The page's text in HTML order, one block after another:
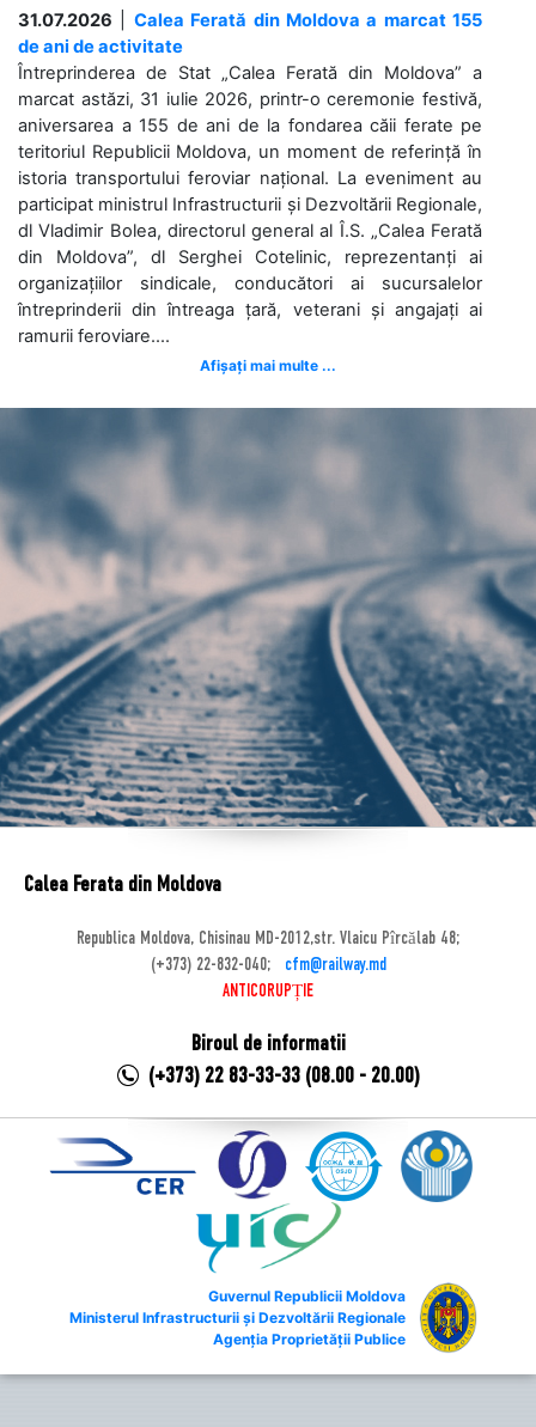
31.07.2026
Calea Ferată din Moldova a marcat 155
de ani de activitate
Întreprinderea de Stat „Calea Ferată din Moldova” a
marcat astăzi, 31 iulie 2026, printr-o ceremonie festivă,
aniversarea a 155 de ani de la fondarea căii ferate pe
teritoriul Republicii Moldova, un moment de referință în
istoria transportului feroviar național. La eveniment au
participat ministrul Infrastructurii și Dezvoltării Regionale,
dl Vladimir Bolea, directorul general al Î.S. „Calea Ferată
din Moldova”, dl Serghei Cotelinic, reprezentanți ai
organizațiilor sindicale, conducători ai sucursalelor
întreprinderii din întreaga țară, veterani și angajați ai
ramurii feroviare....
Afișați mai multe ...
Calea Ferata din Moldova
Republica Moldova, Chisinau MD-2012,str. Vlaicu Pîrcălab 48;
(+373) 22-832-040;
cfm@railway.md
ANTICORUPȚIE
Biroul de informatii
(+373) 22 83-33-33 (08.00 - 20.00)
Guvernul Republicii Moldova
Ministerul Infrastructurii și Dezvoltării Regionale
Agenția Proprietății Publice